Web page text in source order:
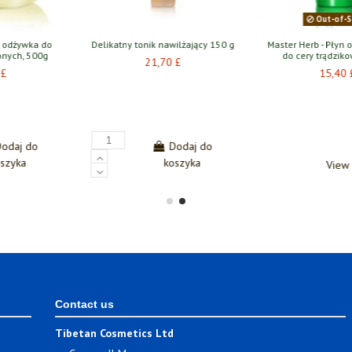
Dodaj do
koszyka
Dodaj do
koszyka
Contact us
Tibetan Cosmetics Ltd